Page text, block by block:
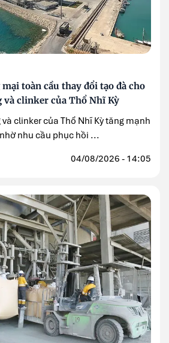
toàn cầu thay đổi tạo đà cho
và clinker của Thổ Nhĩ Kỳ
clinker của Thổ Nhĩ Kỳ tăng mạnh
nhu cầu phục hồi ...
04/08/2026 - 14:05